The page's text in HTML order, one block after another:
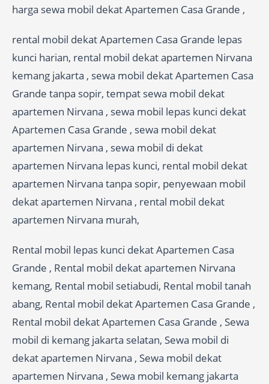
harga sewa mobil dekat Apartemen Casa Grande ,
rental mobil dekat Apartemen Casa Grande lepas
kunci harian, rental mobil dekat apartemen Nirvana
kemang jakarta , sewa mobil dekat Apartemen Casa
Grande tanpa sopir, tempat sewa mobil dekat
apartemen Nirvana , sewa mobil lepas kunci dekat
Apartemen Casa Grande , sewa mobil dekat
apartemen Nirvana , sewa mobil di dekat
apartemen Nirvana lepas kunci, rental mobil dekat
apartemen Nirvana tanpa sopir, penyewaan mobil
dekat apartemen Nirvana , rental mobil dekat
apartemen Nirvana murah,
Rental mobil lepas kunci dekat Apartemen Casa
Grande , Rental mobil dekat apartemen Nirvana
kemang, Rental mobil setiabudi, Rental mobil tanah
abang, Rental mobil dekat Apartemen Casa Grande ,
Rental mobil dekat Apartemen Casa Grande , Sewa
mobil di kemang jakarta selatan, Sewa mobil di
dekat apartemen Nirvana , Sewa mobil dekat
apartemen Nirvana , Sewa mobil kemang jakarta